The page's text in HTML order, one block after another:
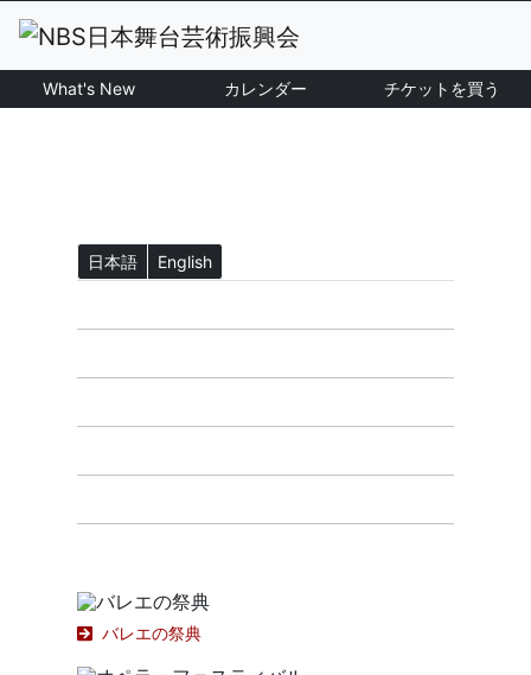
What's New カレンダー チケットを買う
日本語 English
バレエの祭典